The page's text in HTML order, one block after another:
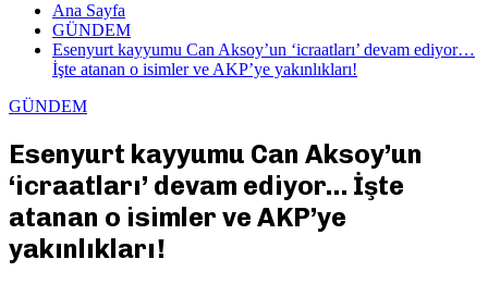
Ana Sayfa
GÜNDEM
Esenyurt kayyumu Can Aksoy’un ‘icraatları’ devam ediyor…
İşte atanan o isimler ve AKP’ye yakınlıkları!
GÜNDEM
Esenyurt kayyumu Can Aksoy’un
‘icraatları’ devam ediyor… İşte
atanan o isimler ve AKP’ye
yakınlıkları!